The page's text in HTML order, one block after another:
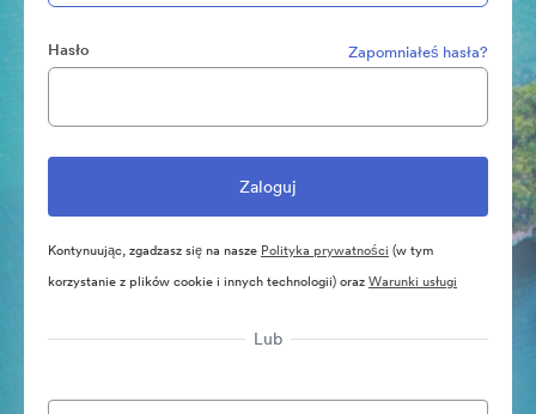
Hasło Zapomniałeś hasła?
Kontynuując, zgadzasz się na nasze Polityka prywatności (w tym
korzystanie z plików cookie i innych technologii) orazWarunki usługi
Lub